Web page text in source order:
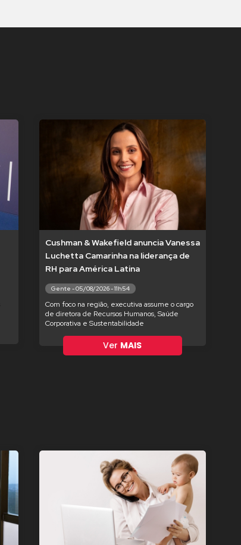
Cushman & Wakefield anuncia Vanessa
Luchetta Camarinha na liderança de
RH para América Latina
Gente - 05/08/2026 - 11h54
Com foco na região, executiva assume o cargo
de diretora de Recursos Humanos, Saúde
Corporativa e Sustentabilidade
Ver MAIS